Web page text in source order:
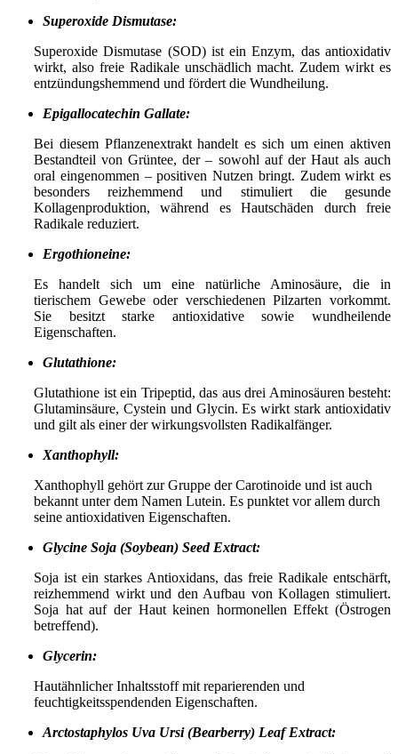
Superoxide Dismutase:
Superoxide Dismutase (SOD) ist ein Enzym, das antioxidativ
wirkt, also freie Radikale unschädlich macht. Zudem wirkt es
entzündungshemmend und fördert die Wundheilung.
Epigallocatechin Gallate:
Bei diesem Pflanzenextrakt handelt es sich um einen aktiven
Bestandteil von Grüntee, der – sowohl auf der Haut als auch
oral eingenommen – positiven Nutzen bringt. Zudem wirkt es
besonders reizhemmend und stimuliert die gesunde
Kollagenproduktion, während es Hautschäden durch freie
Radikale reduziert.
Ergothioneine:
Es handelt sich um eine natürliche Aminosäure, die in
tierischem Gewebe oder verschiedenen Pilzarten vorkommt.
Sie besitzt starke antioxidative sowie wundheilende
Eigenschaften.
Glutathione:
Glutathione ist ein Tripeptid, das aus drei Aminosäuren besteht:
Glutaminsäure, Cystein und Glycin. Es wirkt stark antioxidativ
und gilt als einer der wirkungsvollsten Radikalfänger.
Xanthophyll:
Xanthophyll gehört zur Gruppe der Carotinoide und ist auch
bekannt unter dem Namen Lutein. Es punktet vor allem durch
seine antioxidativen Eigenschaften.
Glycine Soja (Soybean) Seed Extract:
Soja ist ein starkes Antioxidans, das freie Radikale entschärft,
reizhemmend wirkt und den Aufbau von Kollagen stimuliert.
Soja hat auf der Haut keinen hormonellen Effekt (Östrogen
betreffend).
Glycerin:
Hautähnlicher Inhaltsstoff mit reparierenden und
feuchtigkeitsspendenden Eigenschaften.
Arctostaphylos Uva Ursi (Bearberry) Leaf Extract: